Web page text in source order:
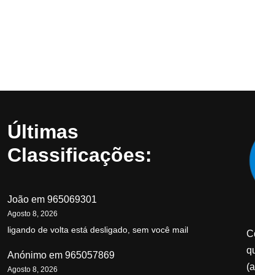
Últimas
Classificações:
João em 965069301
Agosto 8, 2026
ligando de volta está desligado, sem você mail
Anónimo em 965057869
Agosto 8, 2026